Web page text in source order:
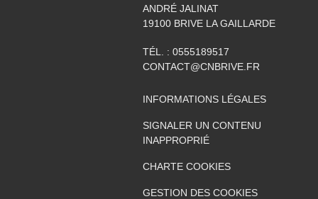
ANDRÉ JALINAT
19100 BRIVE LA GAILLARDE
TÉL. : 0555189517
CONTACT@CNBRIVE.FR
INFORMATIONS LÉGALES
SIGNALER UN CONTENU
INAPPROPRIÉ
CHARTE COOKIES
GESTION DES COOKIES